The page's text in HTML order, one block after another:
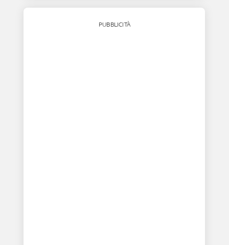
PUBBLICITÀ